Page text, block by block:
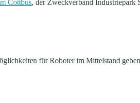
Cottbus, der Zweckverband Industriepark
für Roboter im Mittelstand